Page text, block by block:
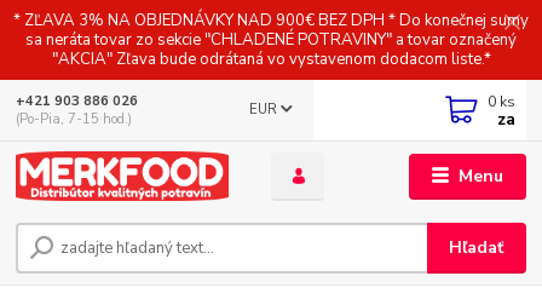
* ZĽAVA 3% NA OBJEDNÁVKY NAD 900€ BEZ DPH * Do konečnej sumy
sa neráta tovar zo sekcie "CHLADENÉ POTRAVINY" a tovar označený
"AKCIA" Zľava bude odrátaná vo vystavenom dodacom liste.*
Menu
EUR
Hľadať
+421 903 886 026
(Po-Pia, 7-15 hod.)
0 ks
za